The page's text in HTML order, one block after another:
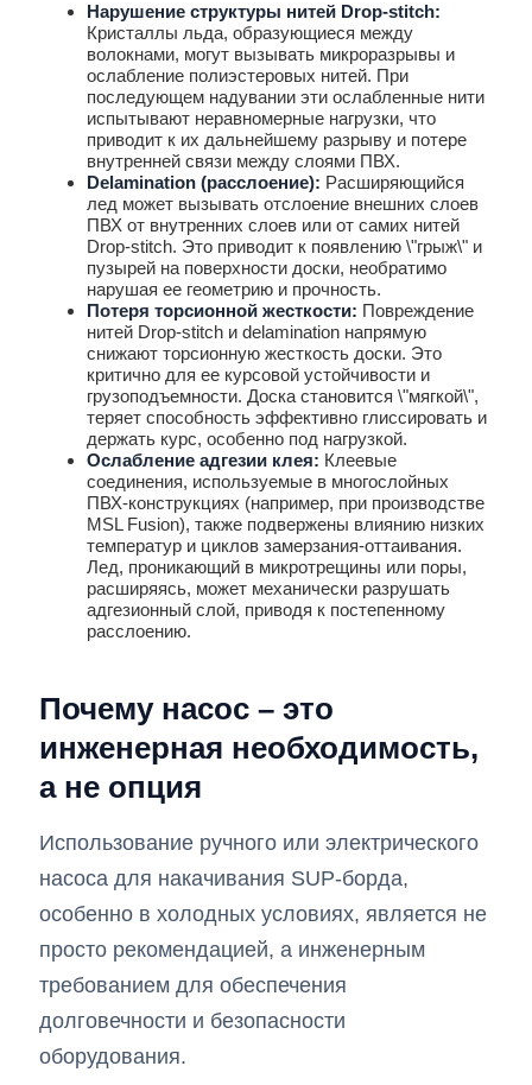
Нарушение структуры нитей Drop-stitch:
Кристаллы льда, образующиеся между
волокнами, могут вызывать микроразрывы и
ослабление полиэстеровых нитей. При
последующем надувании эти ослабленные нити
испытывают неравномерные нагрузки, что
приводит к их дальнейшему разрыву и потере
внутренней связи между слоями ПВХ.
Delamination (расслоение): Расширяющийся
лед может вызывать отслоение внешних слоев
ПВХ от внутренних слоев или от самих нитей
Drop-stitch. Это приводит к появлению \"грыж\" и
пузырей на поверхности доски, необратимо
нарушая ее геометрию и прочность.
Потеря торсионной жесткости: Повреждение
нитей Drop-stitch и delamination напрямую
снижают торсионную жесткость доски. Это
критично для ее курсовой устойчивости и
грузоподъемности. Доска становится \"мягкой\",
теряет способность эффективно глиссировать и
держать курс, особенно под нагрузкой.
Ослабление адгезии клея: Клеевые
соединения, используемые в многослойных
ПВХ-конструкциях (например, при производстве
MSL Fusion), также подвержены влиянию низких
температур и циклов замерзания-оттаивания.
Лед, проникающий в микротрещины или поры,
расширяясь, может механически разрушать
адгезионный слой, приводя к постепенному
расслоению.
Почему насос – это
инженерная необходимость,
а не опция
Использование ручного или электрического
насоса для накачивания SUP-борда,
особенно в холодных условиях, является не
просто рекомендацией, а инженерным
требованием для обеспечения
долговечности и безопасности
оборудования.